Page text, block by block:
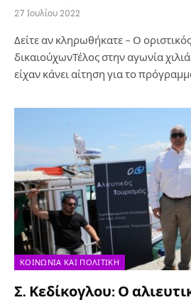
27 Ιουλίου 2022
Δείτε αν κληρωθήκατε – Ο
δικαιούχωνΤέλος στην αγωνία
είχαν κάνει αίτηση για το
ΚΟΙΝΩΝΊΑ ΚΑΙ ΠΟΛΙΤΙΚΉ
Σ. Κεδίκογλου: Ο